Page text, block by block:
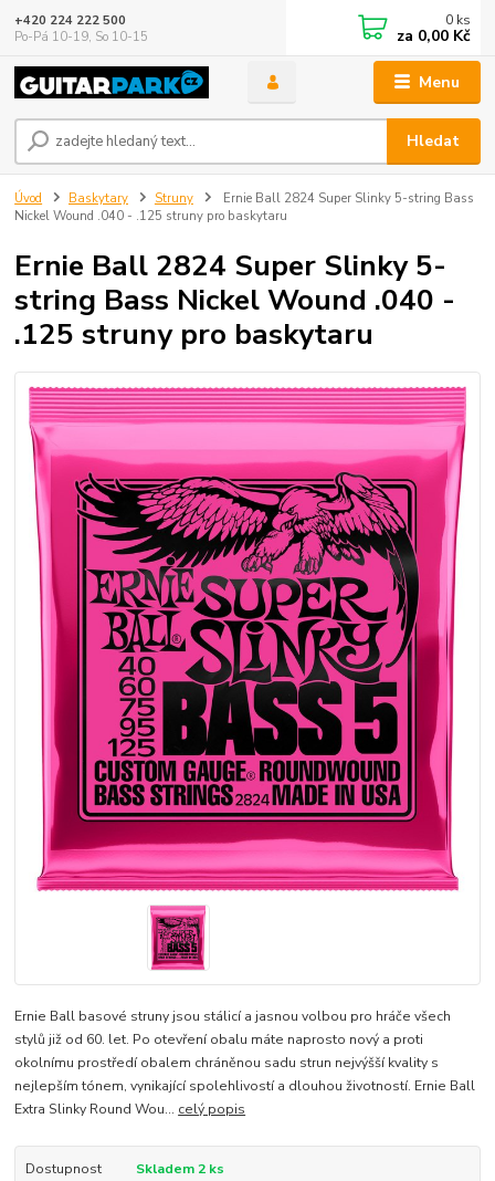
Menu
Hledat
+420 224 222 500
Po-Pá 10-19, So 10-15
0 ks
za 0,00 Kč
Úvod Baskytary Struny
Ernie Ball 2824 Super Slinky 5-string Bass
Nickel Wound .040 - .125 struny pro baskytaru
Ernie Ball 2824 Super Slinky 5-
string Bass Nickel Wound .040 -
.125 struny pro baskytaru
Ernie Ball basové struny jsou stálicí a jasnou volbou pro hráče všech
stylů již od 60. let. Po otevření obalu máte naprosto nový a proti
okolnímu prostředí obalem chráněnou sadu strun nejvýšší kvality s
nejlepším tónem, vynikající spolehlivostí a dlouhou životností. Ernie Ball
Extra Slinky Round Wou... celý popis
Dostupnost Skladem 2 ks